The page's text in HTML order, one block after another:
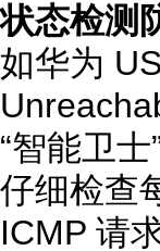
状态检测
如华为
“智能卫
仔细检查
ICMP 请